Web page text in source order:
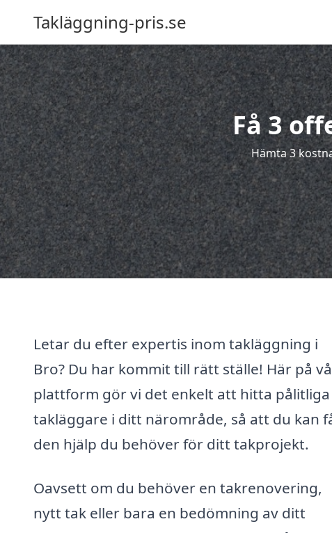
Takläggning-pris.se
Få 3
Hämta 3
Letar du efter expertis inom takläggning i
Bro? Du har kommit till rätt ställe! Här på
plattform gör vi det enkelt att hitta pålitliga
takläggare i ditt närområde, så att du kan
den hjälp du behöver för ditt takprojekt.
Oavsett om du behöver en takrenovering,
nytt tak eller bara en bedömning av ditt